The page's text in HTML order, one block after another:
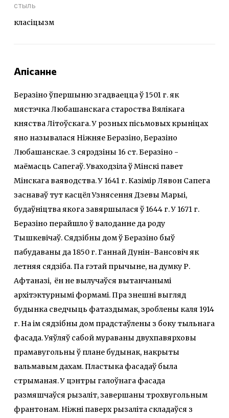
стыль
класіцызм
Апісанне
Беразіно ўпершыню згадваецца ў 1501 г. як
мястэчка Любашанскага староства Вялікага
княства Літоўскага. У розных пісьмовых крыніцах
яно называлася Ніжняе Беразіно, Беразіно
Любашанскае. З сярэдзіны 16 ст. Беразіно -
маёмасць Сапегаў. Уваходзіла ў Мінскі павет
Мінскага ваяводства. У 1641 г. Казімір Лявон Сапега
заснаваў тут касцёл Узнясення Дзевы Марыі,
будаўніцтва якога завяршылася ў 1644 г. У 1671 г.
Беразіно перайшло ў валоданне да роду
Тышкевічаў. Сядзібны дом ў Беразіно быў
пабудаваны да 1850 г. Ганнай Дунін-Вансовіч як
летняя сядзіба. Па гэтай прычыне, на думку Р.
Афтаназі, ён не вылучаўся вытанчанымі
архітэктурнымі формамі. Пра знешні выгляд
будынка сведчыць фатаздымак, зроблены каля 1914
г. На ім сядзібны дом прадстаўлены з боку тыльнага
фасада. Уяўляў сабой мураваны двухпавярховы
прамавугольны ў плане будынак, накрыты
вальмавым дахам. Пластыка фасадаў была
стрыманая. У цэнтры галоўнага фасада
размяшчаўся рызаліт, завершаны трохвугольным
франтонам. Ніжні паверх рызаліта складаўся з